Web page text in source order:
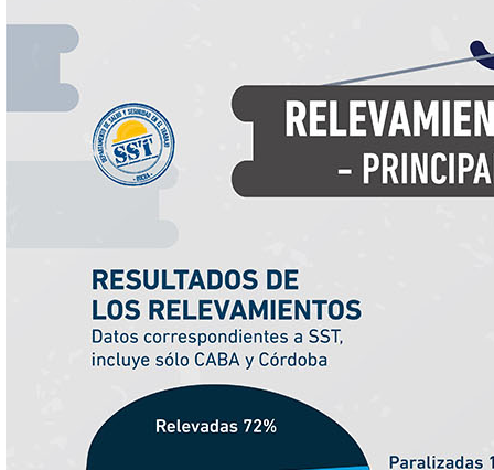
2022
21210
2021
9607
16849
4629 5627
10256
7980
15987
7549 5723
8308 8644
7316 8322
4546